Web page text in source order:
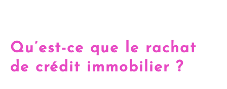
Qu’est-ce que le rachat
de crédit immobilier ?